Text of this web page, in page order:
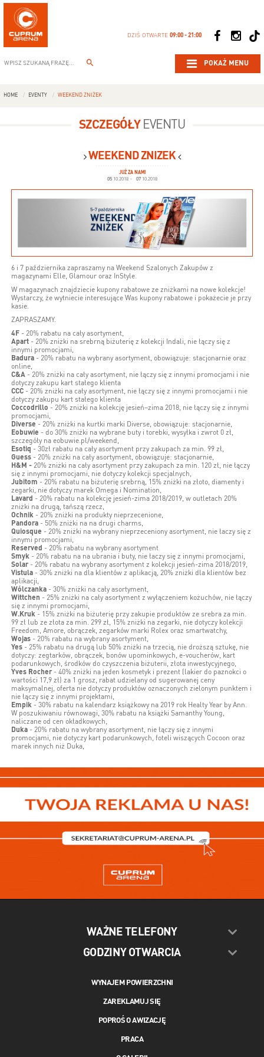
DZIŚ OTWARTE09:00 - 21:00
POKAŻ MENU
HOME EVENTY WEEKEND ZNIŻEK
SZCZEGÓŁYEVENTU
WEEKEND ZNIŻEK
JUŻ ZA NAMI
0510.2018 - 0710.2018
6 i 7 października zapraszamy na Weekend Szalonych Zakupów z
magazynami Elle, Glamour oraz InStyle.
W magazynach znajdziecie kupony rabatowe ze zniżkami na nowe kolekcje!
Wystarczy, że wytniecie interesujące Was kupony rabatowe i pokażecie je przy
kasie.
ZAPRASZAMY.
4F - 20% rabatu na cały asortyment,
Apart - 20% zniżki na srebrną biżuterię z kolekcji Indali, nie łączy się z
innymi promocjami,
Badura - 20% rabatu na wybrany asortyment, obowiązuje: stacjonarnie oraz
online,
C&A - 20% zniżki na cały asortyment, nie łączy się z innymi promocjami i nie
dotyczy zakupu kart stałego klienta
CCC - 20% zniżki na cały asortyment, nie łączy się z innymi promocjami i nie
dotyczy zakupu kart stałego klienta
Coccodrillo - 20% zniżki na kolekcję jesień–zima 2018, nie łączy się z innymi
promocjami,
Diverse - 20% zniżki na kurtki marki Diverse, obowiązuje: stacjonarnie,
Eobuwie - do 30% zniżki na wybrane buty i torebki, wysyłka i zwrot 0 zł,
szczegóły na eobuwie.pl/weekend,
Esotiq - 30zł rabatu na cały asortyment przy zakupach za min. 99 zł,
Guess - 20% zniżki na cały asortyment, obowiązuje: stacjonarnie,
H&M - 20% zniżki na cały asortyment przy zakupach za min. 120 zł, nie łączy
się z innymi promocjami, nie dotyczy kolekcji specjalnych,
Jubitom - 20% rabatu na biżuterię srebrną, 15% zniżki na złoto, diamenty i
zegarki, nie dotyczy marek Omega i Nomination,
Lavard - 20% rabatu na kolekcję jesień-zima 2018/2019, w outletach 20%
zniżki na drugą, tańszą rzecz,
Ochnik - 20% zniżki na produkty nieprzecenione,
Pandora - 50% zniżki na na drugi charms,
Quiosque - 20% zniżki na wybrany nieprzeceniony asortyment, nie łaczy się z
innymi promocjami,
Reserved - 20% rabatu na wybrany asortyment
Smyk - 20% rabatu na na ubrania i buty, nie łaczy się z innymi promocjami,
Solar - 20% rabatu na wybrany asortyment z kolekcji jesień-zima 2018/2019,
Vistula - 30% zniżki na dla klientów z aplikacją, 20% zniżki dla klientów bez
aplikacji,
Wólczanka - 30% zniżki na cały asortyment,
Wittchen - 25% zniżki na cały asortyment z wyłączeniem kożuchów, nie łączy
się z innymi promocjami,
W.Kruk - 15% zniżki na biżuterię przy zakupie produktów ze srebra za min.
99 zł lub ze złota za min. 299 zł, 15% zniżki na zegarki, nie dotyczy kolekcji
Freedom, Amore, obrączek, zegarków marki Rolex oraz smartwatchy,
Wojas - 20% rabatu na wybrany asortyment,
Yes - 25% rabatu na drugą lub 50% zniżki na trzecią, nie droższą sztukę, nie
dotyczy: zegtarków, obrączek, bonów upominkowych, e-voucherów, kart
podarunkowych, środków do czyszczenia biżuterii, złota inwestycyjnego,
Yves Rocher - 40% zniżki na jeden kosmetyk i prezent (lakier do paznokci o
wartości 17,9 zł) za 1 grosz, rabat udzielany od sugerowanej ceny
maksymalnej, oferta nie dotyczy produktów oznaczonych zielonym punktem i
nie łączy się z innymi projektami,
Empik - 30% rabatu na kalendarz książkowy na 2019 rok Healty Year by Ann.
W poszukiwaniu równowagi, 30% rabatu na książki Samanthy Young,
naliczane od cen okładkowych,
Duka - 20% rabatu na wybrany asortyment, nie łączy się z innymi
promocjami, nie dotyczy kart podarunkowych, foteli wiszących Cocoon oraz
marek innych niż Duka,
WAŻNE TELEFONY
GODZINY OTWARCIA
WYNAJEM POWIERZCHNI
ZAREKLAMUJ SIĘ
POPROŚ O AWIZACJĘ
PRACA